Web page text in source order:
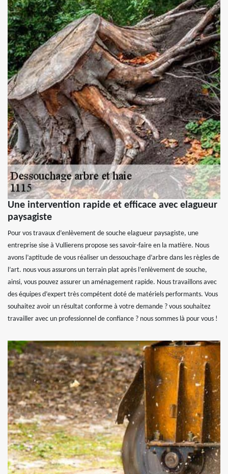
Une intervention rapide et efficace avec elagueur
paysagiste
Pour vos travaux d’enlèvement de souche elagueur paysagiste, une
entreprise sise à Vullierens propose ses savoir-faire en la matière. Nous
avons l’aptitude de vous réaliser un dessouchage d’arbre dans les règles de
l’art. nous vous assurons un terrain plat après l’enlèvement de souche,
ainsi, vous pouvez assurer un aménagement rapide. Nous travaillons avec
des équipes d’expert très compétent doté de matériels performants. Vous
souhaitez avoir un résultat conforme à votre demande ? vous souhaitez
travailler avec un professionnel de confiance ? nous sommes là pour vous !